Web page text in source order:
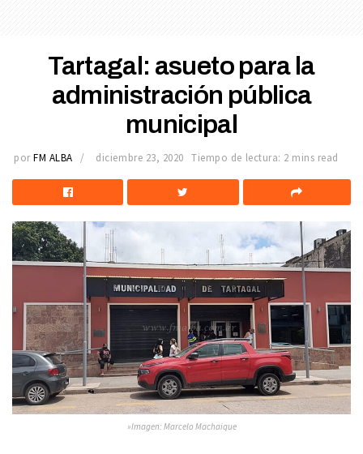
Tartagal: asueto para la
administración pública
municipal
por FM ALBA diciembre 23, 2020 Tiempo de lectura: 2 mins read
»Imagen: Marcelo Machaique